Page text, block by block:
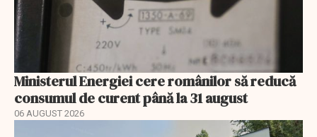
Ministerul Energiei cere românilor să reducă
consumul de curent până la 31 august
06 AUGUST 2026